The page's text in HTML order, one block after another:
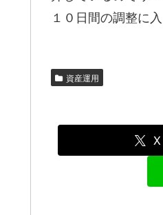
１０日間の調整に
資産運用
X